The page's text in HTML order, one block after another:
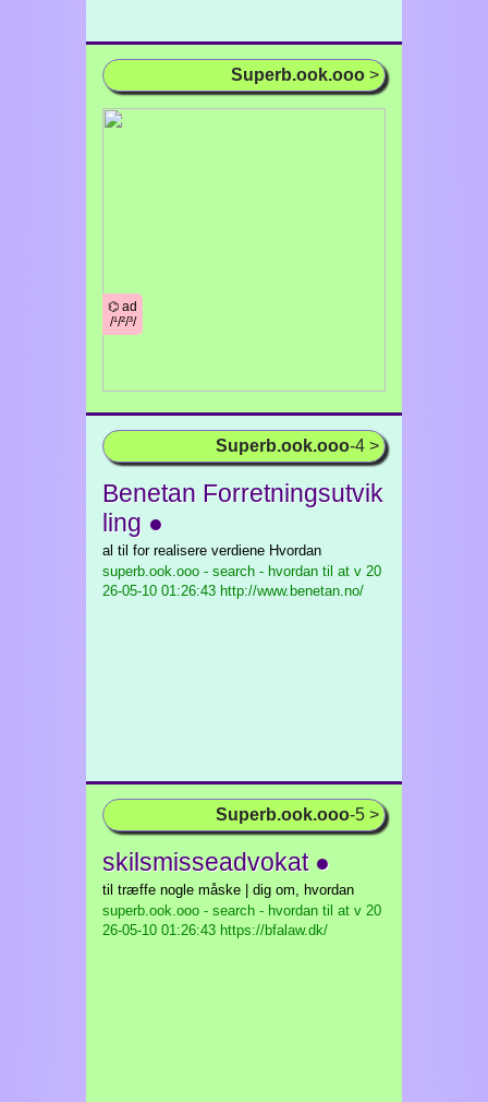
Superb.ook.ooo >
⌬ ad
/¹/²/³/
Superb.ook.ooo-4 >
Benetan Forretningsutvik
ling ●
al til for realisere verdiene Hvordan
superb.ook.ooo - search - hvordan til at v 20
26-05-10 01:26:43 http://www.benetan.no/
Superb.ook.ooo-5 >
skilsmisseadvokat ●
til træffe nogle måske | dig om, hvordan
superb.ook.ooo - search - hvordan til at v 20
26-05-10 01:26:43 https://bfalaw.dk/